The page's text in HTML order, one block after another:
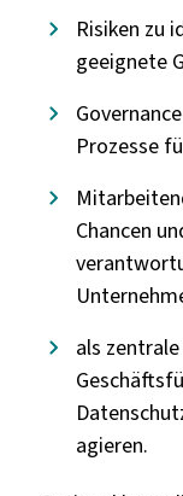
Risiken zu
geeignete
Prozesse
Chancen
als
agieren.